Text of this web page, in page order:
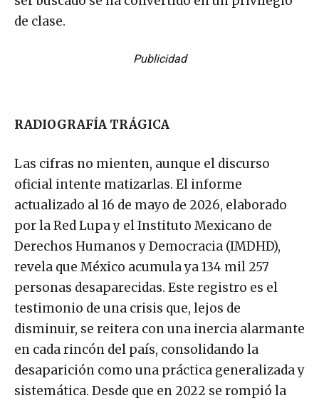
de clase.
Publicidad
RADIOGRAFÍA TRÁGICA
Las cifras no mienten, aunque el discurso
oficial intente matizarlas. El informe
actualizado al 16 de mayo de 2026, elaborado
por la Red Lupa y el Instituto Mexicano de
Derechos Humanos y Democracia (IMDHD),
revela que México acumula ya 134 mil 257
personas desaparecidas. Este registro es el
testimonio de una crisis que, lejos de
disminuir, se reitera con una inercia alarmante
en cada rincón del país, consolidando la
desaparición como una práctica generalizada y
sistemática. Desde que en 2022 se rompió la